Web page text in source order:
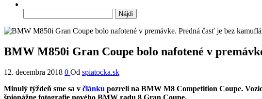
BMW M850i Gran Coupe bolo nafotené v
12. decembra 2018 0 Od spiatocka.sk
Minulý týždeň sme sa v článku pozreli na BMW M8 Competition Coupe.
špionážne fotografie nového BMW radu 8 Gran Coupe.